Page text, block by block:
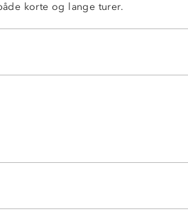
korte og lange turer.
2 % spandex